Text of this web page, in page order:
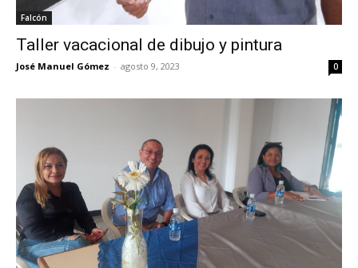
Falcón
Taller vacacional de dibujo y pintura
José Manuel Gómez - agosto 9, 2023 0